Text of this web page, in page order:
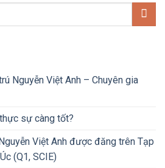
Nguyễn Việt Anh – Chuyên gia
sự càng tốt?
Việt Anh được đăng trên Tạp
(Q1, SCIE)